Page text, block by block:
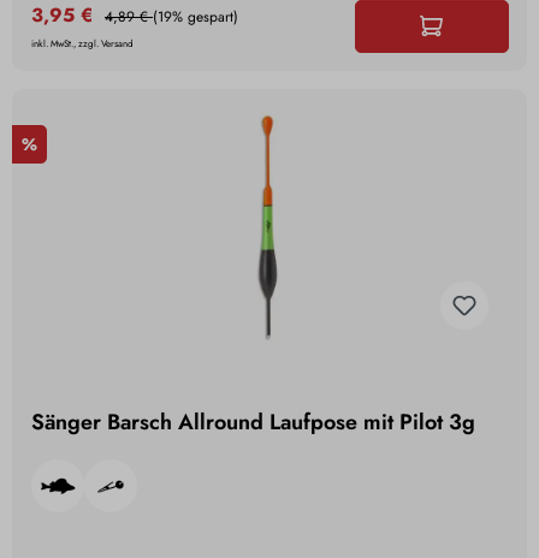
3,95 € 4,89 €(19% gespart)
inkl. MwSt., zzgl. Versand
%
Sänger Barsch Allround Laufpose mit Pilot 3g